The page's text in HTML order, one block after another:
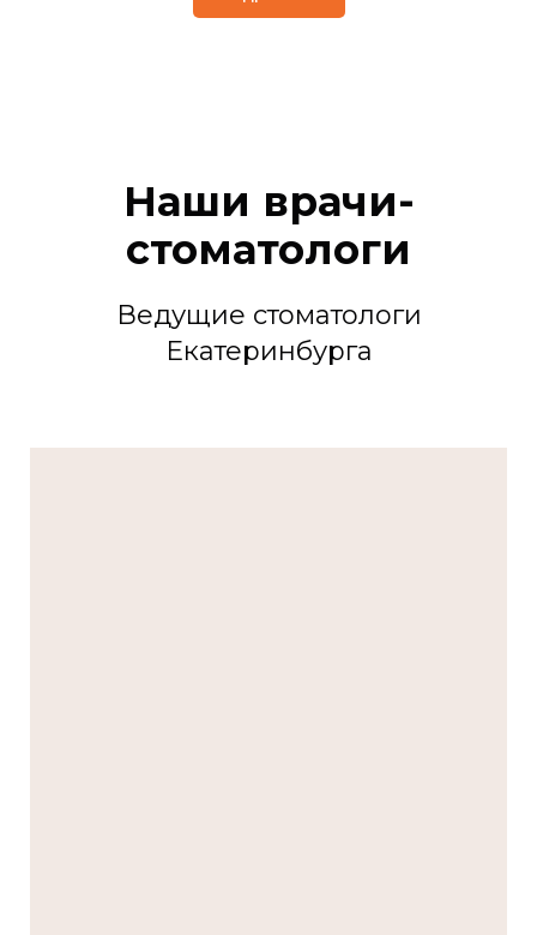
Наши врачи-
стоматологи
Ведущие стоматологи
Екатеринбурга